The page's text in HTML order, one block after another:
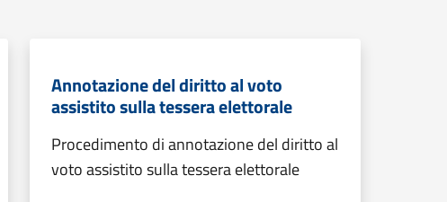
Annotazione del diritto al voto
assistito sulla tessera elettorale
Procedimento di annotazione del diritto al
voto assistito sulla tessera elettorale